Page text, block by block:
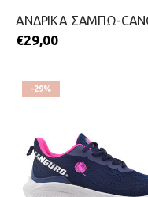
€29,00
-29%